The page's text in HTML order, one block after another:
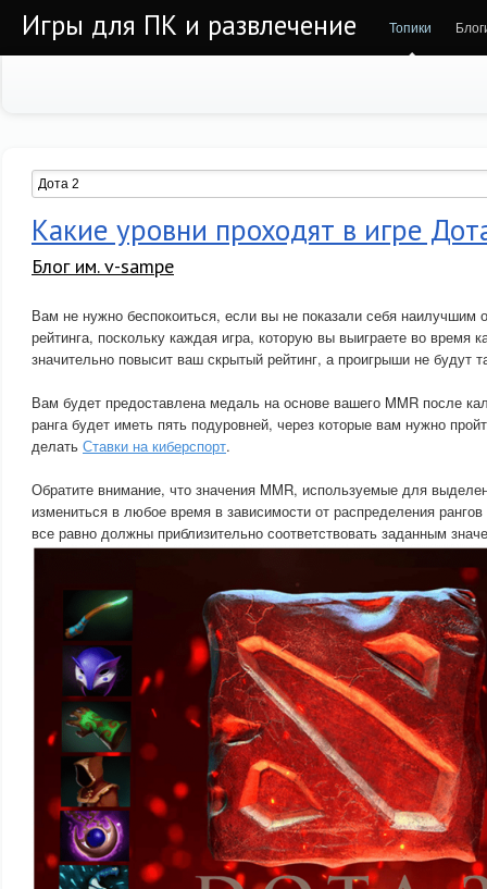
Игры для ПК и развлечение Топики
Какие уровни проходят в игре
Блог им. v-sampe
Вам не нужно беспокоиться, если вы не показали себя наилучшим
рейтинга, поскольку каждая игра, которую вы выиграете во время
значительно повысит ваш скрытый рейтинг, а проигрыши не будут
Вам будет предоставлена ​​медаль на основе вашего MMR после
ранга будет иметь пять подуровней, через которые вам нужно
делать Ставки на киберспорт.
Обратите внимание, что значения MMR, используемые для
измениться в любое время в зависимости от распределения
все равно должны приблизительно соответствовать заданным